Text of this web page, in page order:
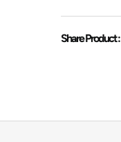
Share Product :